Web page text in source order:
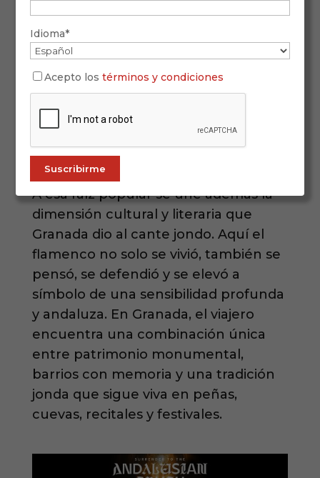
cultural, artística y poética. Granada
ocupa un lugar central en esta
historia por la fuerza simbólica del
por la tradición de laszambras
dotan a la ciudad de una
personalidad flamenca propia e
inconfundible.
A esa raíz popular se une además la
dimensión cultural y literaria que
Granada dio al cante jondo. Aquí el
flamenco no solo se vivió, también se
pensó, se defendió y se elevó a
símbolo de una sensibilidad profunda
y andaluza. En Granada, el viajero
encuentra una combinación única
entre patrimonio monumental,
barrios con memoria y una tradición
jonda que sigue viva en peñas,
cuevas, recitales y festivales.
Idioma*
Acepto lostérminos y condiciones